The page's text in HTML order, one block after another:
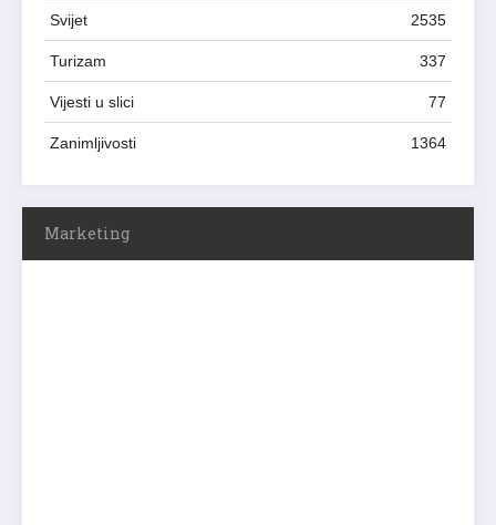
Svijet 2535
Turizam 337
Vijesti u slici 77
Zanimljivosti 1364
Marketing